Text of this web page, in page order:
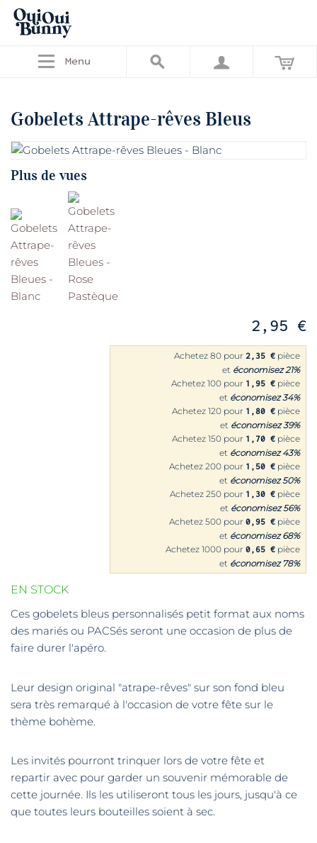
Menu
Gobelets Attrape-rêves Bleus
Plus de vues
2,95 €
Achetez 80 pour 2,35 € pièce
et économisez21%
Achetez 100 pour 1,95 € pièce
et économisez34%
Achetez 120 pour 1,80 € pièce
et économisez39%
Achetez 150 pour 1,70 € pièce
et économisez43%
Achetez 200 pour 1,50 € pièce
et économisez50%
Achetez 250 pour 1,30 € pièce
et économisez56%
Achetez 500 pour 0,95 € pièce
et économisez68%
Achetez 1000 pour 0,65 € pièce
et économisez 78%
EN STOCK
Ces gobelets bleus personnalisés petit format aux noms
des mariés ou PACSés seront une occasion de plus de
faire durer l'apéro.
Leur design original "atrape-rêves" sur son fond bleu
sera très remarqué à l'occasion de votre fête sur le
thème bohème.
Les invités pourront trinquer lors de votre fête et
repartir avec pour garder un souvenir mémorable de
cette journée. Ils les utiliseront tous les jours, jusqu'à ce
que toutes leurs bouteilles soient à sec.